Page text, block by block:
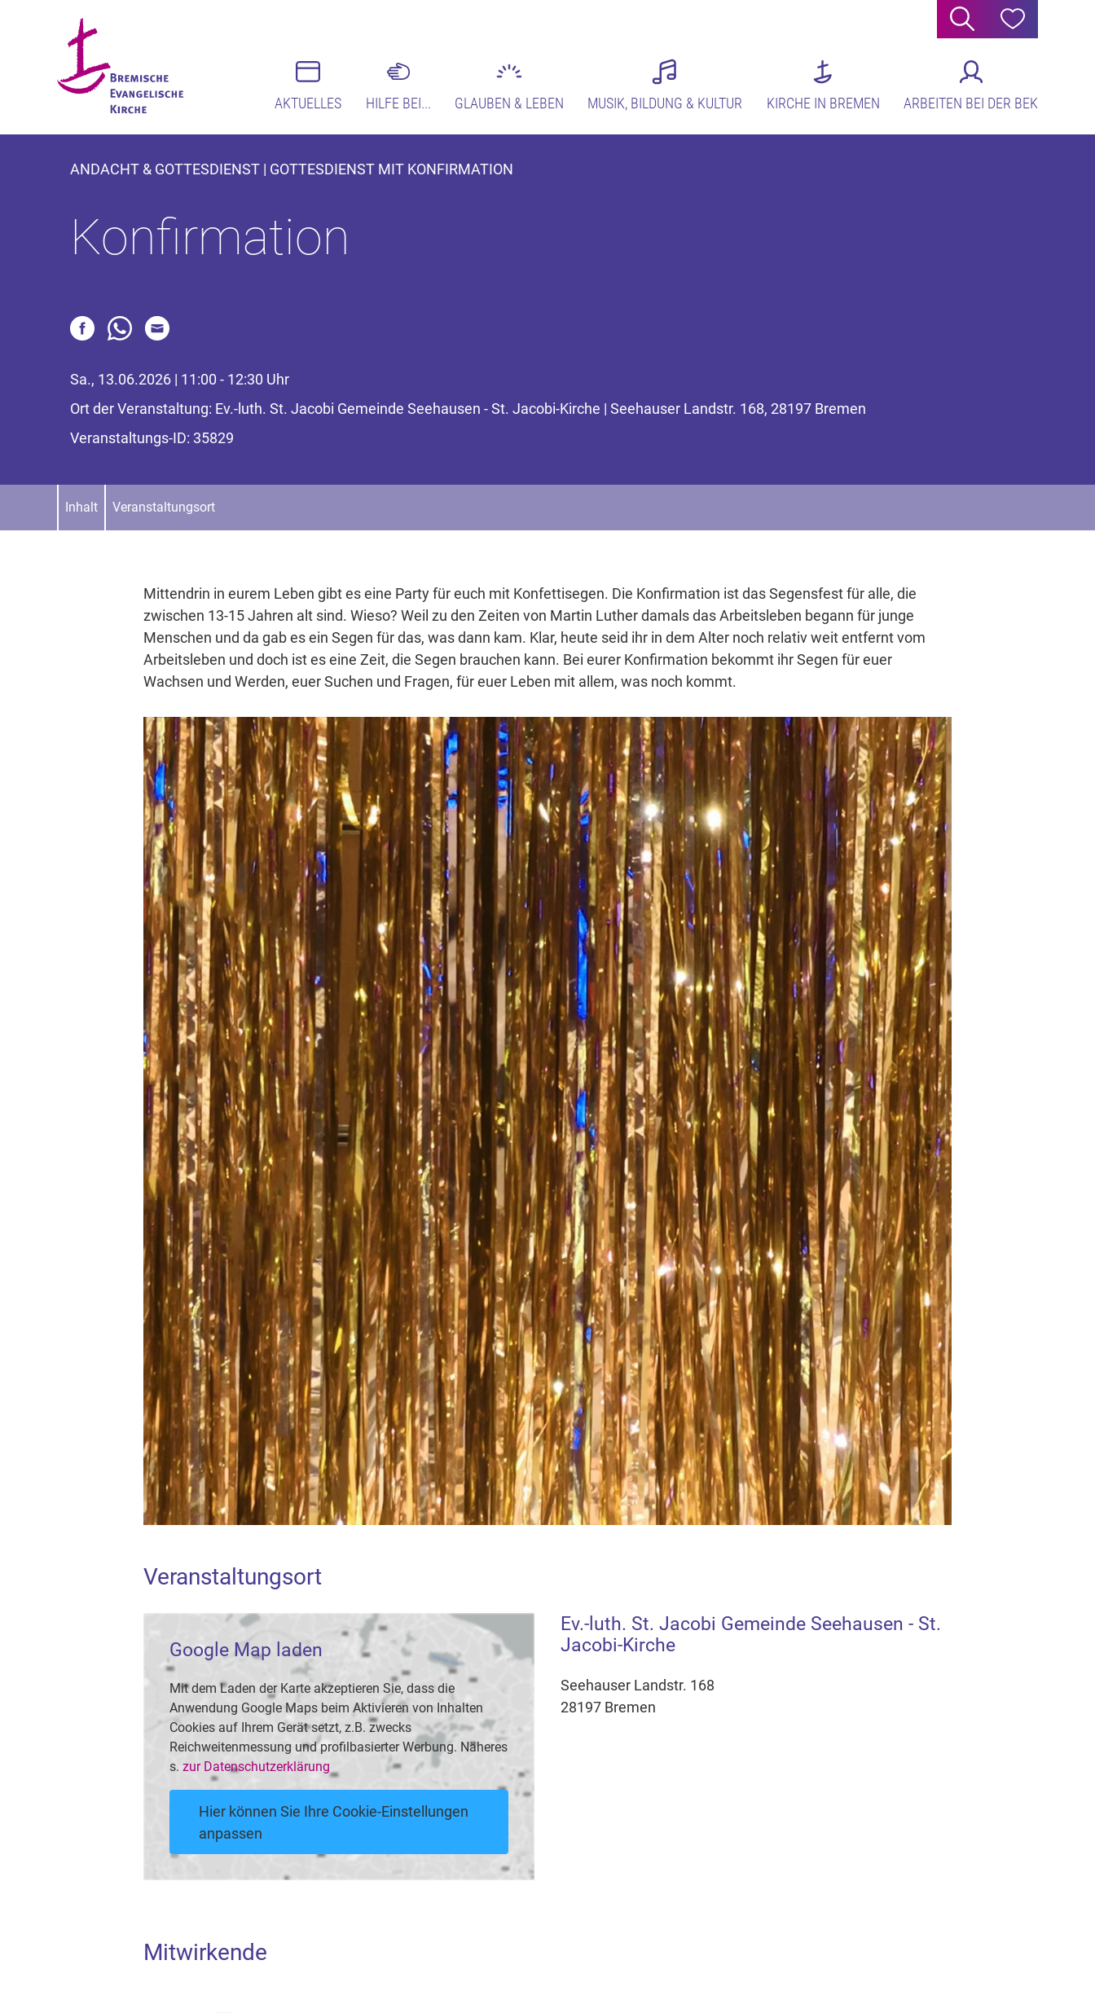
Suche Hilfe
AKTUELLES HILFE BEI... GLAUBEN & LEBEN MUSIK, BILDUNG & KULTUR KIRCHE IN BREMEN ARBEITEN BEI DER BEK
ANDACHT & GOTTESDIENST | GOTTESDIENST MIT KONFIRMATION
Konfirmation
Sa., 13.06.2026 | 11:00 - 12:30 Uhr
Ort der Veranstaltung: Ev.-luth. St. Jacobi Gemeinde Seehausen - St. Jacobi-Kirche | Seehauser Landstr. 168, 28197 Bremen
Veranstaltungs-ID: 35829
Inhalt Veranstaltungsort
Mittendrin in eurem Leben gibt es eine Party für euch mit Konfettisegen. Die Konfirmation ist das Segensfest für alle, die
zwischen 13-15 Jahren alt sind. Wieso? Weil zu den Zeiten von Martin Luther damals das Arbeitsleben begann für junge
Menschen und da gab es ein Segen für das, was dann kam. Klar, heute seid ihr in dem Alter noch relativ weit entfernt vom
Arbeitsleben und doch ist es eine Zeit, die Segen brauchen kann. Bei eurer Konfirmation bekommt ihr Segen für euer
Wachsen und Werden, euer Suchen und Fragen, für euer Leben mit allem, was noch kommt.
Veranstaltungsort
Google Map laden
Mit dem Laden der Karte akzeptieren Sie, dass die
Anwendung Google Maps beim Aktivieren von Inhalten
Cookies auf Ihrem Gerät setzt, z.B. zwecks
Reichweitenmessung und profilbasierter Werbung. Näheres
s. zur Datenschutzerklärung
Hier können Sie Ihre Cookie-Einstellungen
anpassen
Ev.-luth. St. Jacobi Gemeinde Seehausen - St.
Jacobi-Kirche
Seehauser Landstr. 168
28197 Bremen
Mitwirkende